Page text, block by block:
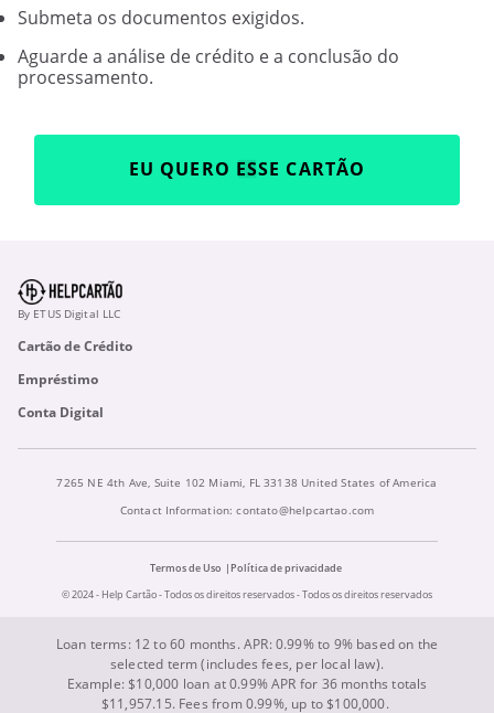
Submeta os documentos exigidos.
Aguarde a análise de crédito e a conclusão do
processamento.
EU QUERO ESSE CARTÃO
By ETUS Digital LLC
Cartão de Crédito
Empréstimo
Conta Digital
7265 NE 4th Ave, Suite 102 Miami, FL 33138 United States of America
Contact Information:contato@helpcartao.com
Termos de Uso
Política de privacidade
© 2024 - Help Cartão - Todos os direitos reservados - Todos os direitos reservados
Loan terms: 12 to 60 months. APR: 0.99% to 9% based on the
selected term (includes fees, per local law).
Example: $10,000 loan at 0.99% APR for 36 months totals
$11,957.15. Fees from 0.99%, up to $100,000.